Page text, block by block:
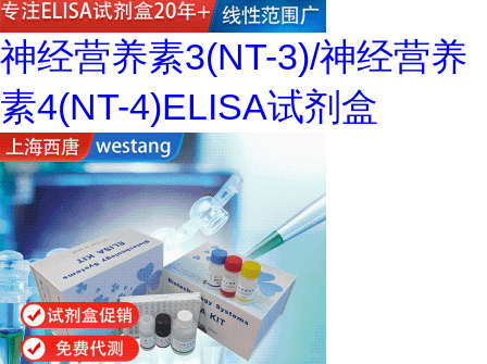
神经营养素3(NT-3)/神经营养
素4(NT-4)ELISA试剂盒